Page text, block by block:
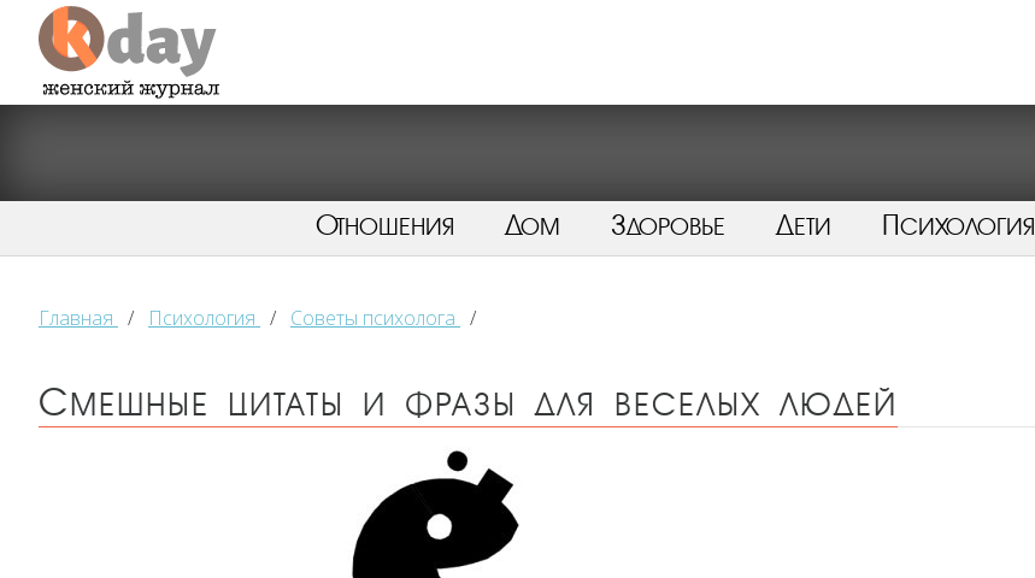
Отношения Дом Здоровье Дети Психология
Главная / Психология / Советы психолога /
Смешные цитаты и фразы для веселых людей